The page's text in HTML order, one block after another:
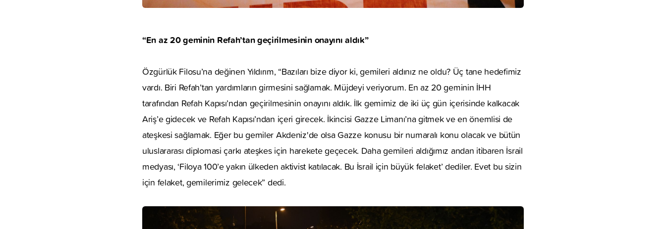
“En az 20 geminin Refah’tan geçirilmesinin onayını aldık”
Özgürlük Filosu’na değinen Yıldırım, “Bazıları bize diyor ki, gemileri aldınız ne oldu? Üç tane hedefimiz
vardı. Biri Refah’tan yardımların girmesini sağlamak. Müjdeyi veriyorum. En az 20 geminin İHH
tarafından Refah Kapısı’ndan geçirilmesinin onayını aldık. İlk gemimiz de iki üç gün içerisinde kalkacak
Ariş’e gidecek ve Refah Kapısı’ndan içeri girecek. İkincisi Gazze Limanı’na gitmek ve en önemlisi de
ateşkesi sağlamak. Eğer bu gemiler Akdeniz'de olsa Gazze konusu bir numaralı konu olacak ve bütün
uluslararası diplomasi çarkı ateşkes için harekete geçecek. Daha gemileri aldığımız andan itibaren İsrail
medyası, ‘Filoya 100’e yakın ülkeden aktivist katılacak. Bu İsrail için büyük felaket’ dediler. Evet bu sizin
için felaket, gemilerimiz gelecek” dedi.